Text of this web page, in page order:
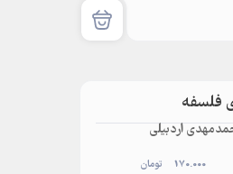
فلسفه
اردبیلی
170.000 تومان